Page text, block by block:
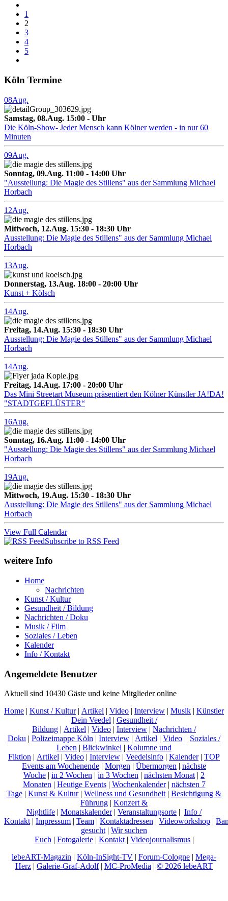
1
2
3
4
5
Köln Termine
08Aug.
Samstag, 08.Aug. 15:00 - Uhr
Die Köln-Show- Jeder Mensch kann Kölner werden - in nur 60
Minuten
09Aug.
Sonntag, 09.Aug. 11:00 - 14:00 Uhr
"Ausstellung: Die Magie des Stillens" aus der Sammlung Michael
Horbach
12Aug.
Mittwoch, 12.Aug. 15:30 - 18:30 Uhr
Ausstellung: Die Magie des Stillens" aus der Sammlung Michael
Horbach
13Aug.
Donnerstag, 13.Aug. 18:00 - 20:00 Uhr
Kunst + Kölsch
14Aug.
Freitag, 14.Aug. 15:30 - 18:30 Uhr
Ausstellung: Die Magie des Stillens" aus der Sammlung Michael
Horbach
14Aug.
Freitag, 14.Aug. 17:00 - 20:00 Uhr
Das Mini Streetart Museum präsentiert den Kölner Künstler JA!DA!
"STADTGEFLÜSTER“
16Aug.
Sonntag, 16.Aug. 11:00 - 14:00 Uhr
"Ausstellung: Die Magie des Stillens" aus der Sammlung Michael
Horbach
19Aug.
Mittwoch, 19.Aug. 15:30 - 18:30 Uhr
Ausstellung: Die Magie des Stillens" aus der Sammlung Michael
Horbach
View Full Calendar
Subscribe to RSS Feed
weitere Info
Home
Nachrichten
Kunst / Kultur
Gesundheit / Bildung
Nachrichten / Doku
Musik / Film
Soziales / Leben
Kalender
Info / Kontakt
Angemeldete Benutzer
Aktuell sind 10430 Gäste und keine Mitglieder online
Home | Kunst / Kultur| Artikel | Video | Interview | Musik | Künstler
Dein Veedel| Gesundheit /
Bildung | Artikel | Video | Interview | Nachrichten /
Doku | Polizeimappe Köln | Interview | Artikel | Video | Soziales /
Leben | Blickwinkel | Kolumne und
Fiktion | Artikel | Video | Interview | Veedelsinfo | Kalender| TOP
Events am Wochenende | Morgen | Übermorgen | nächste
Woche | in 2 Wochen | in 3 Wochen | nächsten Monat| 2
Monaten| Heutige Events| Wochenkalender| nächsten 7
Tage | Kunst & Kultur| Wellness und Gesundheit| Besichtigung &
Führung | Konzert &
Nightlife | Monatskalender| Veranstaltungsorte | Info /
Kontakt| Impressum | Team | Kontaktadressen | Videoworkshop |
gesucht| Wir suchen
Euch| Fotogalerie| Kontakt| Videojournalismus|
lebeART-Magazin | Köln-InSight-TV | Forum-Cologne | Mega-
Herz | Galerie-Graf-Adolf| MC-ProMedia | © 2026 lebeART